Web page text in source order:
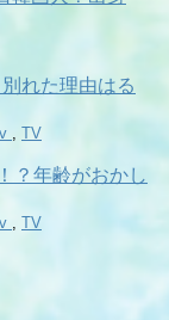
れた理由はる
, TV
？年齢がおかし
, TV